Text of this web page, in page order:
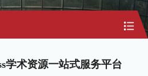
学术资源一站式服务平台